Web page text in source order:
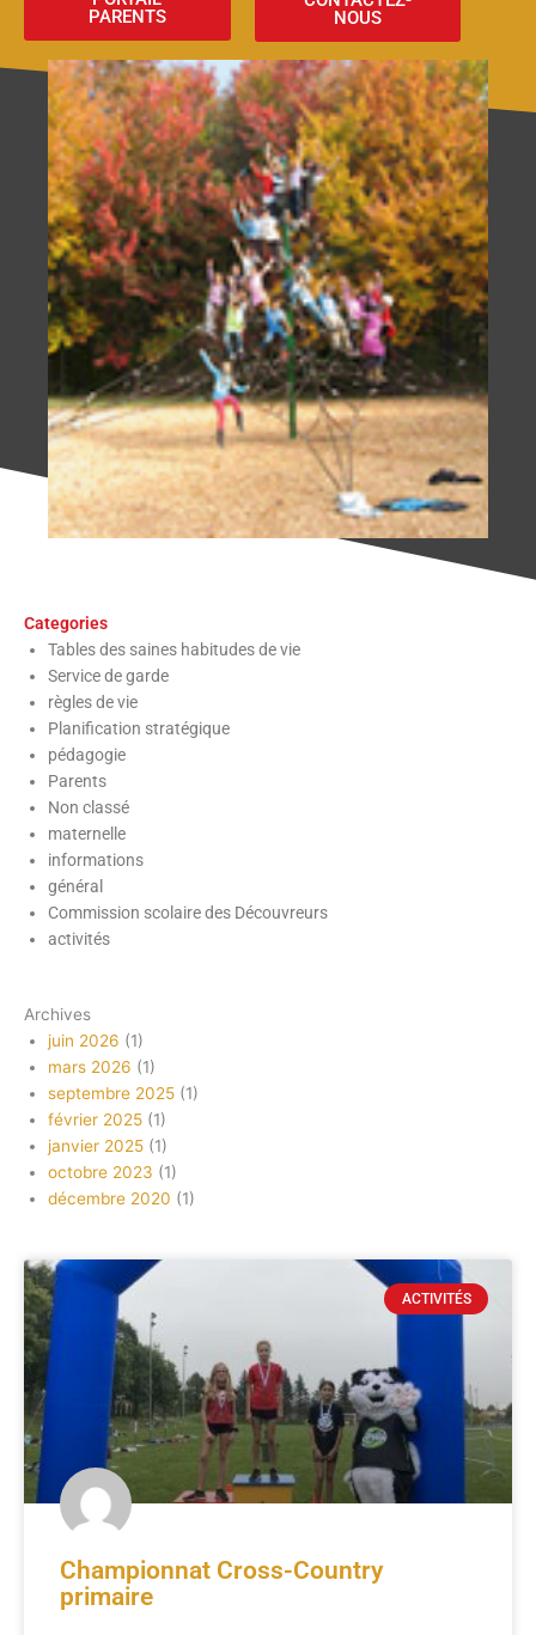
PARENTS
NOUS
Categories
Tables des saines habitudes de vie
Service de garde
règles de vie
Planification stratégique
pédagogie
Parents
Non classé
maternelle
informations
général
Commission scolaire des Découvreurs
activités
Archives
juin 2026 (1)
mars 2026 (1)
septembre 2025 (1)
février 2025 (1)
janvier 2025 (1)
octobre 2023 (1)
décembre 2020 (1)
ACTIVITÉS
Championnat Cross-Country
primaire